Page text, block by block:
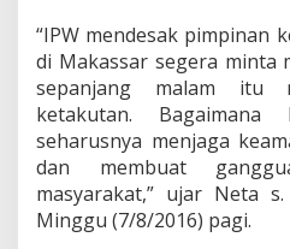
P
W
D
e
s
a
k
r
o
“IPW mendesak pimpinan
di Makassar segera minta
sepanjang malam itu
ketakutan.
seharusnya menjaga
dan membuat
masyarakat,” ujar Neta
Minggu (7/8/2016) pagi.